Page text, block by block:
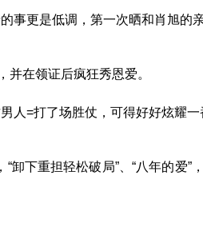
事更是低调，第一次晒和肖旭的
在领证后疯狂秀恩爱。
人=打了场胜仗，可得好好炫耀一
卸下重担轻松破局”、“八年的爱”